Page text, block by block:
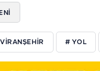
# YOL